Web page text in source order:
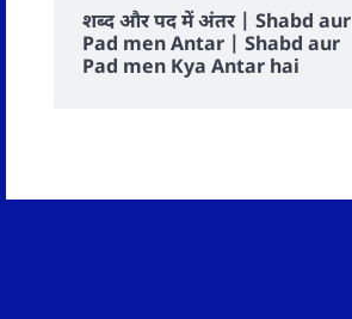
शब्द और पद में अंतर | Shabd aur
Pad men Antar | Shabd aur
Pad men Kya Antar hai